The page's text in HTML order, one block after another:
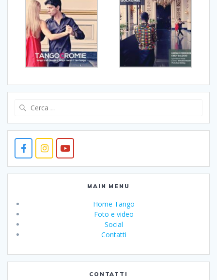
MAIN MENU
Home Tango
Foto e video
Social
Contatti
CONTATTI